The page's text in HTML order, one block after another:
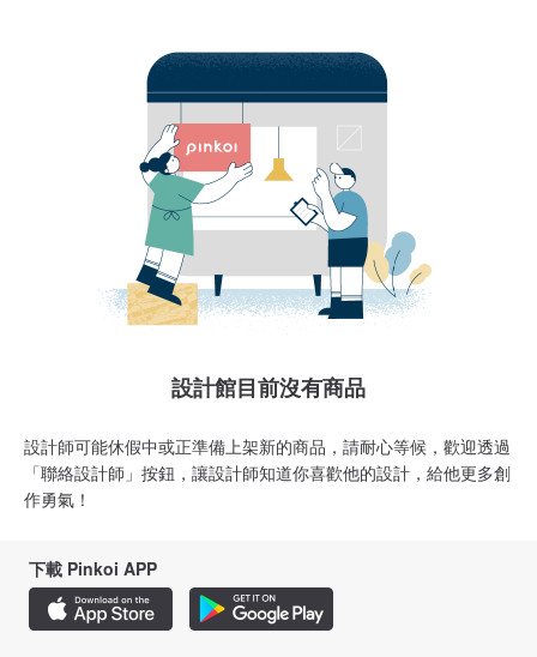
設計館目前沒有商品
設計師可能休假中或正準備上架新的商品，請耐心等候，歡迎透過
「聯絡設計師」按鈕，讓設計師知道你喜歡他的設計，給他更多創
作勇氣！
下載 Pinkoi APP